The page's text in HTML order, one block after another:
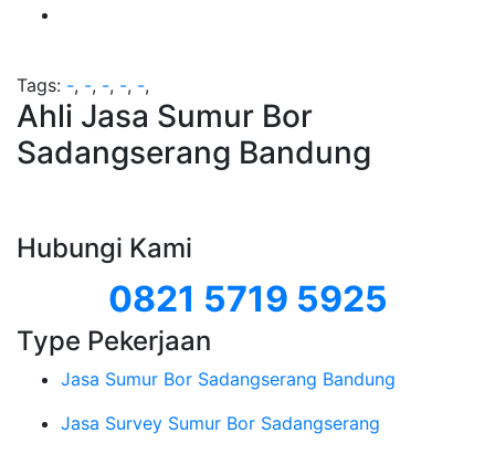
Tags: -, -, -, -, -,
Ahli Jasa Sumur Bor
Sadangserang Bandung
Hubungi Kami
0821 5719 5925
Type Pekerjaan
Jasa Sumur Bor Sadangserang Bandung
Jasa Survey Sumur Bor Sadangserang